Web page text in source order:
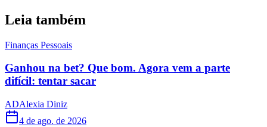
Leia também
Finanças Pessoais
Ganhou na bet? Que bom. Agora vem a parte
difícil: tentar sacar
ADAlexia Diniz
4 de ago. de 2026